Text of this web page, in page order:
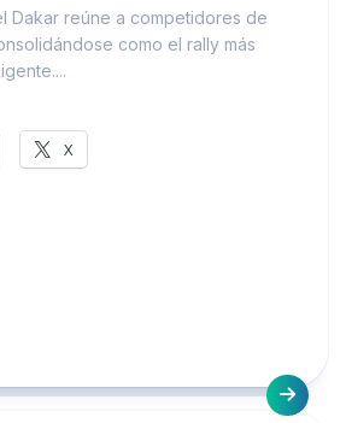
Dakar reúne a competidores de
como el rally más
X